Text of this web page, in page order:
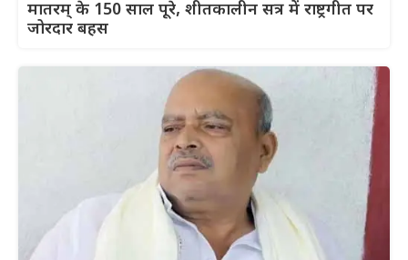
मातरम् के 150 साल पूरे, शीतकालीन सत्र में राष्ट्रगीत पर
जोरदार बहस